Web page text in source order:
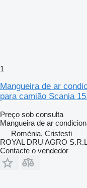
1
Mangueira de ar
para camião Scania
Preço sob consulta
Mangueira de ar
Roménia, Cristesti
ROYAL DRU AGRO
Contacte o vendedor